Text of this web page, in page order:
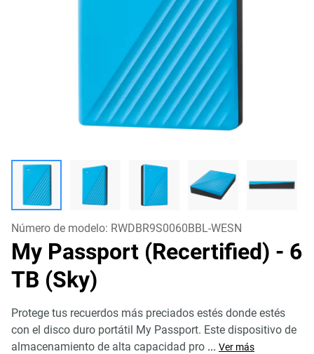
Número de modelo: RWDBR9S0060BBL-WESN
My Passport (Recertified) - 6
TB (Sky)
Protege tus recuerdos más preciados estés donde estés
con el disco duro portátil My Passport. Este dispositivo de
almacenamiento de alta capacidad pro ... Ver más